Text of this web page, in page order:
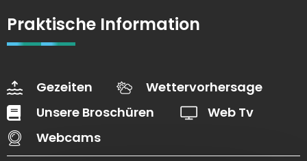
Praktische Information
Gezeiten
Wettervorhersage
Unsere Broschüren
Web Tv
Webcams